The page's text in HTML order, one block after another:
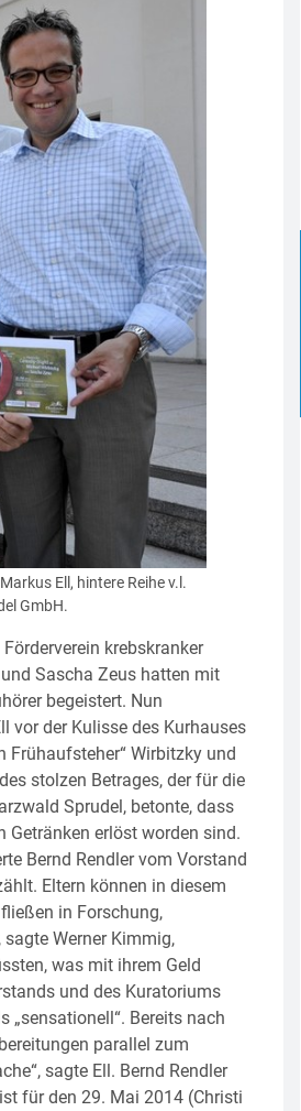
Ell, hintere Reihe v.l.
GmbH.
krebskranker
Sascha Zeus hatten mit
begeistert. Nun
vor der Kulisse des Kurhauses
Frühaufsteher“ Wirbitzky und
stolzen Betrages, der für die
Sprudel, betonte, dass
Getränken erlöst worden sind.
Bernd Rendler vom Vorstand
Eltern können in diesem
in Forschung,
Werner Kimmig,
was mit ihrem Geld
und des Kuratoriums
„sensationell“. Bereits nach
parallel zum
sagte Ell. Bernd Rendler
für den 29. Mai 2014 (Christi